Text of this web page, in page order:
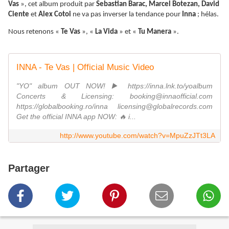
Vas », cet album produit par Sebastian Barac, Marcel Botezan, David
Ciente et Alex Cotoi ne va pas inverser la tendance pour Inna ; hélas.
Nous retenons « Te Vas », « La Vida » et « Tu Manera ».
INNA - Te Vas | Official Music Video
"YO" album OUT NOW! ▶️ https://inna.lnk.to/yoalbum
Concerts & Licensing: booking@innaofficial.com
https://globalbooking.ro/inna licensing@globalrecords.com
Get the official INNA app NOW: 🔥 i...
http://www.youtube.com/watch?v=MpuZzJTt3LA
Partager